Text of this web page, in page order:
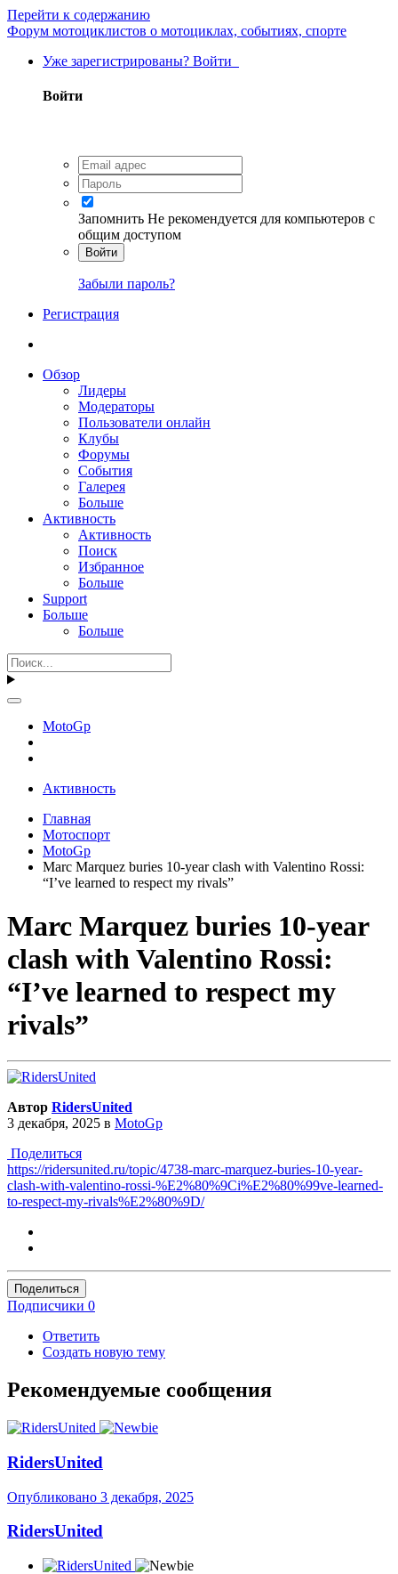
Перейти к содержанию
Форум мотоциклистов о мотоциклах, событиях, спорте
Уже зарегистрированы? Войти
Войти
Запомнить Не рекомендуется для компьютеров с
общим доступом
Войти
Забыли пароль?
Регистрация
Обзор
Лидеры
Модераторы
Пользователи онлайн
Клубы
Форумы
События
Галерея
Больше
Активность
Активность
Поиск
Избранное
Больше
Support
Больше
Больше
MotoGp
Активность
Главная
Мотоспорт
MotoGp
Marc Marquez buries 10-year clash with Valentino Rossi:
“I’ve learned to respect my rivals”
Marc Marquez buries 10-year
clash with Valentino Rossi:
“I’ve learned to respect my
rivals”
Автор RidersUnited
3 декабря, 2025 в MotoGp
Поделиться
https://ridersunited.ru/topic/4738-marc-marquez-buries-10-year-
clash-with-valentino-rossi-%E2%80%9Ci%E2%80%99ve-learned-
to-respect-my-rivals%E2%80%9D/
Поделиться
Подписчики 0
Ответить
Создать новую тему
Рекомендуемые сообщения
RidersUnited
Опубликовано 3 декабря, 2025
RidersUnited